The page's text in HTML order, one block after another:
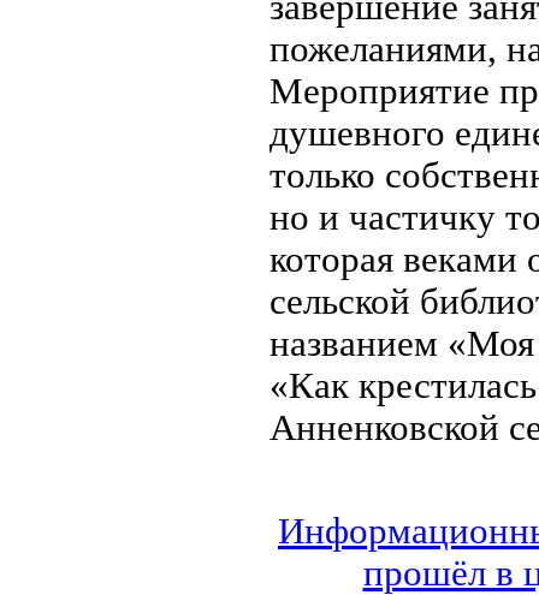
пожеланиями,
Мероприятие
душевного
только
но и частичку
которая
сельской
названием «Моя
«Как
Анненковской
прошёл в